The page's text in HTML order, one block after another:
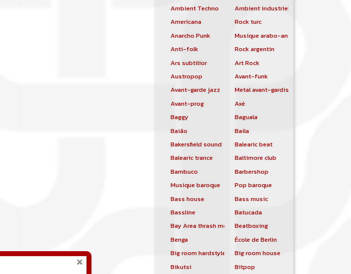
Ambient Techno
Ambient industriel
Americana
Rock turc
Anarcho Punk
Musique arabo-andalouse
Anti-folk
Rock argentin
Ars subtilior
Art Rock
Austropop
Avant-funk
Avant-garde jazz
Metal avant-gardiste
Avant-prog
Axé
Baggy
Baguala
Baião
Baila
Bakersfield sound
Balearic beat
Balearic trance
Baltimore club
Bambuco
Barbershop
Musique baroque
Pop baroque
Bass house
Bass music
Bassline
Batucada
Bay Area thrash metal Beatboxing
Benga
École de Berlin
Big room hardstyle
Big room house
Bikutsi
Bitpop